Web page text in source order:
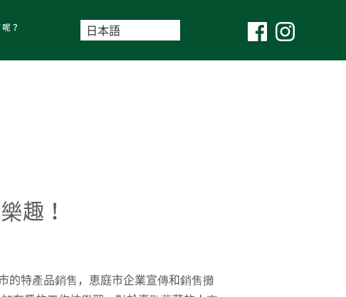
趣！
的特產品銷售，恵庭市企業宣傳和銷售攤